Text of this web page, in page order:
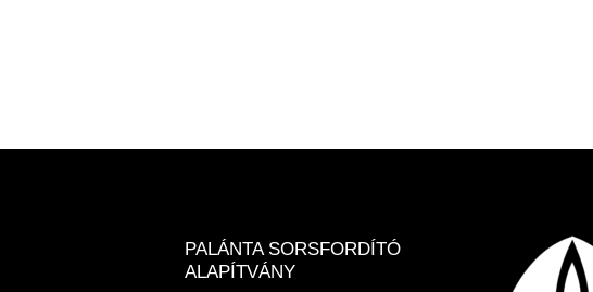
PALÁNTA SORSFORDÍTÓ
ALAPÍTVÁNY